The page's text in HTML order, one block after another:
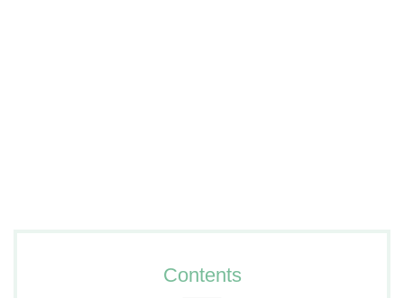
Contents